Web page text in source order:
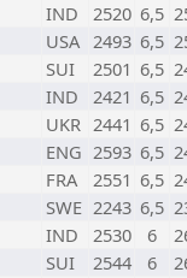
IND 2520 6,5
USA 2493 6,5
SUI 2501 6,5
IND 2421 6,5
UKR 2441 6,5
ENG 2593 6,5
FRA 2551 6,5
SWE 2243 6,5
IND 2530 6
SUI 2544 6